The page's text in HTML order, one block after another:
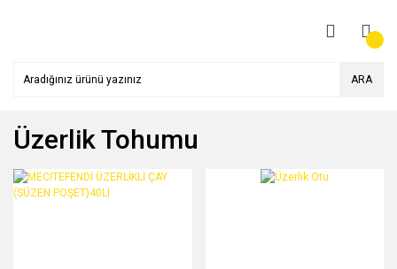
ARA
Üzerlik Tohumu